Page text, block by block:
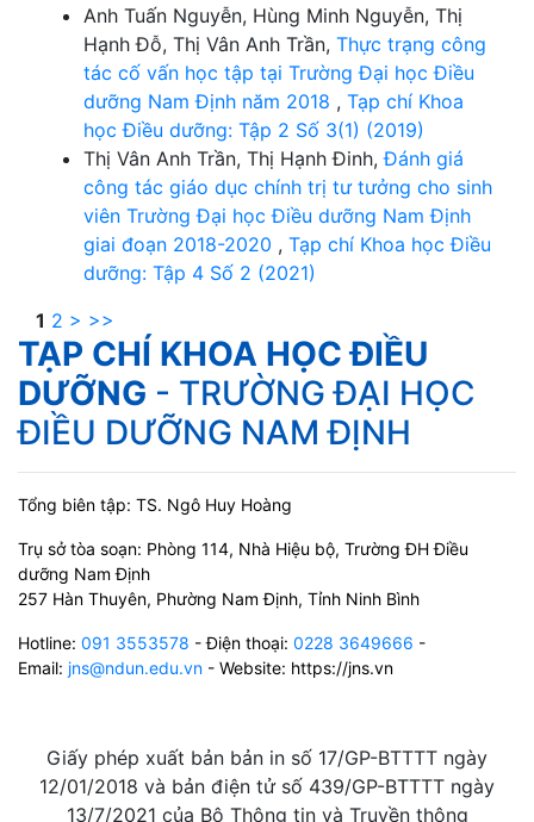
Anh Tuấn Nguyễn, Hùng Minh Nguyễn, Thị
Hạnh Đỗ, Thị Vân Anh Trần, Thực trạng công
tác cố vấn học tập tại Trường Đại học Điều
dưỡng Nam Định năm 2018 , Tạp chí Khoa
học Điều dưỡng: Tập 2 Số 3(1) (2019)
Thị Vân Anh Trần, Thị Hạnh Đinh,Đánh giá
công tác giáo dục chính trị tư tưởng cho sinh
viên Trường Đại học Điều dưỡng Nam Định
giai đoạn 2018-2020 , Tạp chí Khoa học Điều
dưỡng: Tập 4 Số 2 (2021)
1 2 > >>
TẠP CHÍ KHOA HỌC ĐIỀU
DƯỠNG - TRƯỜNG ĐẠI HỌC
ĐIỀU DƯỠNG NAM ĐỊNH
Tổng biên tập: TS. Ngô Huy Hoàng
Trụ sở tòa soạn: Phòng 114, Nhà Hiệu bộ, Trường ĐH Điều
dưỡng Nam Định
257 Hàn Thuyên, Phường Nam Định, Tỉnh Ninh Bình
Hotline: 091 3553578 - Điện thoại: 0228 3649666 -
Email: jns@ndun.edu.vn - Website: https://jns.vn
Giấy phép xuất bản bản in số 17/GP-BTTTT ngày
12/01/2018 và bản điện tử số 439/GP-BTTTT ngày
13/7/2021 của Bộ Thông tin và Truyền thông